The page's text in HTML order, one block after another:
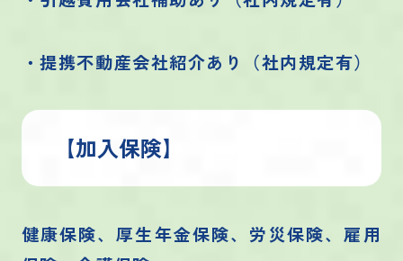
・提携不動産会社紹介あり（社内規定有）
【加入保険】
健康保険、厚生年金保険、労災保険、雇用